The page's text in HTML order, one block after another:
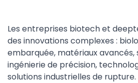
Les entreprises biotech et
des innovations complexes :
embarquée, matériaux avancés,
ingénierie de précision,
solutions industrielles de rupture.